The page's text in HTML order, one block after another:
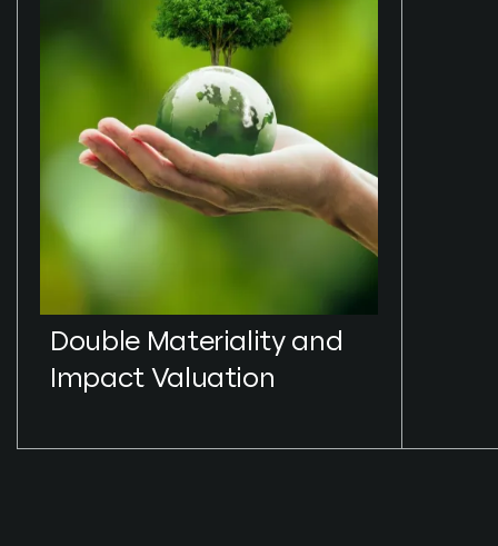
Double Materiality and
Impact Valuation